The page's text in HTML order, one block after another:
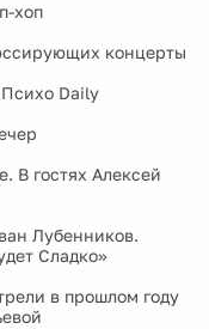
хоп
концерты
Психо Daily
В гостях Алексей
Лубенников.
Сладко»
в прошлом году